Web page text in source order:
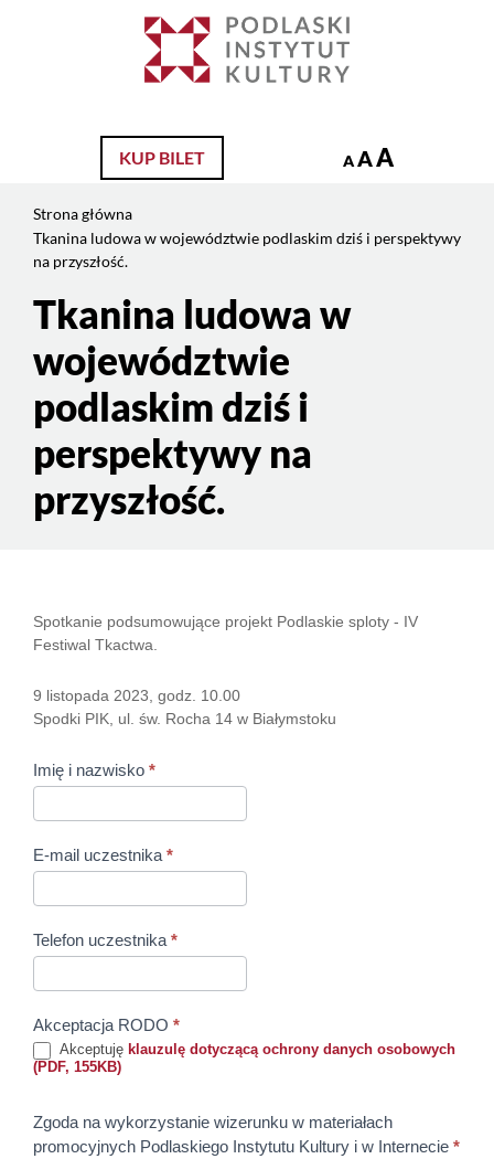
perspektywy
przyszłość.
KUP BILET A AA
Strona główna
Tkanina ludowa w województwie podlaskim dziś i perspektywy
na przyszłość.
Treść
stronyTkanina ludowa w
województwie
podlaskim dziś i
perspektywy na
przyszłość.
Tkanina
ludowa w
województwie
podlaskim
dziś i
perspektywy
na
przyszłość.
Spotkanie podsumowujące projekt Podlaskie sploty - IV
Festiwal Tkactwa.
9 listopada 2023, godz. 10.00
Spodki PIK, ul. św. Rocha 14 w Białymstoku
Imię i nazwisko *
E-mail uczestnika *
Telefon uczestnika *
Akceptacja RODO *
Akceptuję klauzulę dotyczącą ochrony danych osobowych
(PDF, 155KB)
Zgoda na wykorzystanie wizerunku w materiałach
promocyjnych Podlaskiego Instytutu Kultury i w Internecie *